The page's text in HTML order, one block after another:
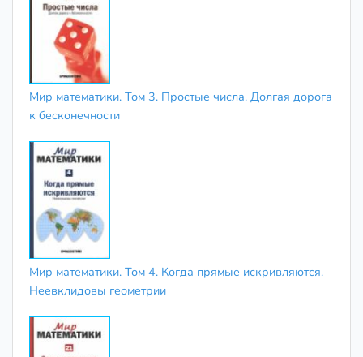
Мир математики. Том 3. Простые числа. Долгая дорога
к бесконечности
Мир математики. Том 4. Когда прямые искривляются.
Неевклидовы геометрии